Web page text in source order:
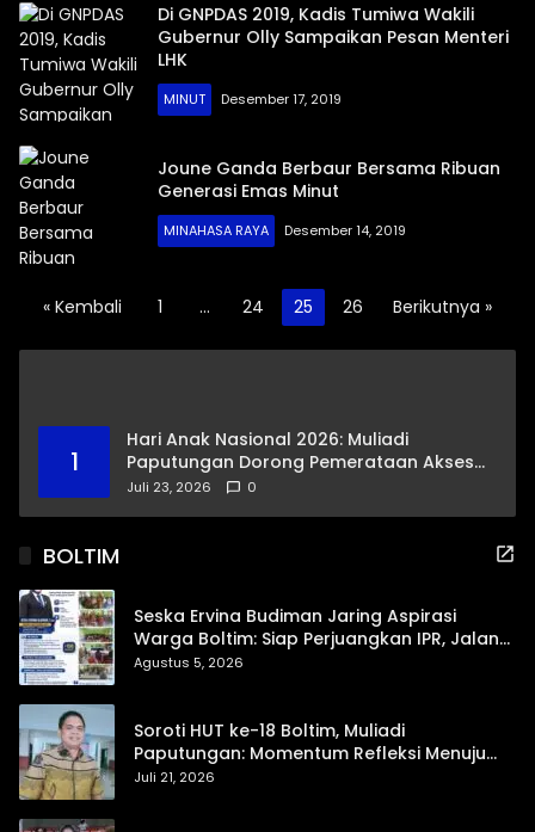
Di GNPDAS 2019, Kadis Tumiwa Wakili
Gubernur Olly Sampaikan Pesan Menteri
LHK
MINUT Desember 17, 2019
Joune Ganda Berbaur Bersama Ribuan
Generasi Emas Minut
MINAHASA RAYA Desember 14, 2019
Paginasi
pos
« Kembali 1 … 24 25 26 Berikutnya »
1
Hari Anak Nasional 2026: Muliadi
Paputungan Dorong Pemerataan Akses
Pendidikan dan Proteksi Digital Anak Sulut
Juli 23, 2026 0
BOLTIM
Seska Ervina Budiman Jaring Aspirasi
Warga Boltim: Siap Perjuangkan IPR, Jalan
Trans, hingga Pemasaran UMKM
Agustus 5, 2026
Soroti HUT ke-18 Boltim, Muliadi
Paputungan: Momentum Refleksi Menuju
Daerah Mandiri dan Berdaya Saing
Juli 21, 2026